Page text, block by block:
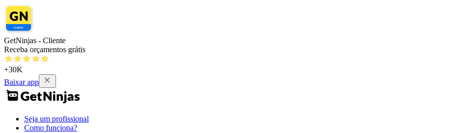
GetNinjas - Cliente
Receba orçamentos grátis
+30K
Baixar app
Seja um profissional
Como funciona?